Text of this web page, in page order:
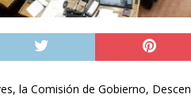
la Comisión de Gobierno,